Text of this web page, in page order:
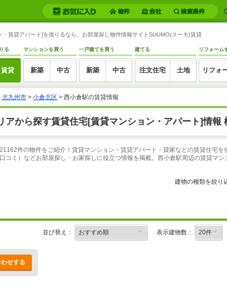
賃貸アパート]を借りるなら、お部屋探し物件情報サイトSUUMO(スーモ)賃貸
る
賃貸
マンションを買う
新築 中古
一戸建てを買う
新築 中古
建てる
注文住宅 土地
リフォーム
リフォ
北九州市 > 小倉北区 > 西小倉駅の賃貸情報
アから探す賃貸住宅[賃貸マンション・アパート]情報
件の物件をご紹介！賃貸マンション・賃貸アパート・貸家などの賃貸住宅
コミ）などお部屋探し・お家探しに役立つ情報を掲載。西小倉駅周辺の賃貸マ
建物の種類を絞り
並び替え： 表示建物数：
せする